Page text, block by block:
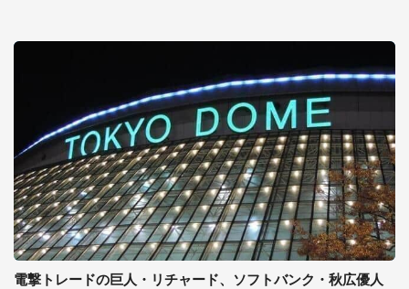
電撃トレードの巨人・リチャード、ソフトバンク・秋広優人